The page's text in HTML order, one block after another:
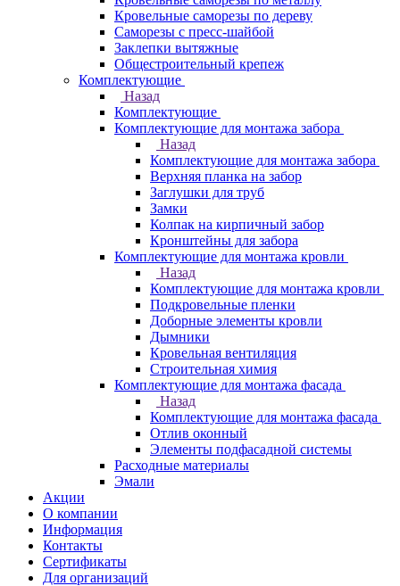
Кровельные саморезы по дереву
Саморезы с пресс-шайбой
Заклепки вытяжные
Общестроительный крепеж
Комплектующие
Назад
Комплектующие
Комплектующие для монтажа забора
Назад
Комплектующие для монтажа забора
Верхняя планка на забор
Заглушки для труб
Замки
Колпак на кирпичный забор
Кронштейны для забора
Комплектующие для монтажа кровли
Назад
Комплектующие для монтажа кровли
Подкровельные пленки
Доборные элементы кровли
Дымники
Кровельная вентиляция
Строительная химия
Комплектующие для монтажа фасада
Назад
Комплектующие для монтажа фасада
Отлив оконный
Элементы подфасадной системы
Расходные материалы
Эмали
Акции
О компании
Информация
Контакты
Сертификаты
Для организаций